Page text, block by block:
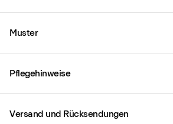
Muster
Pflegehinweise
Versand und Rücksendungen